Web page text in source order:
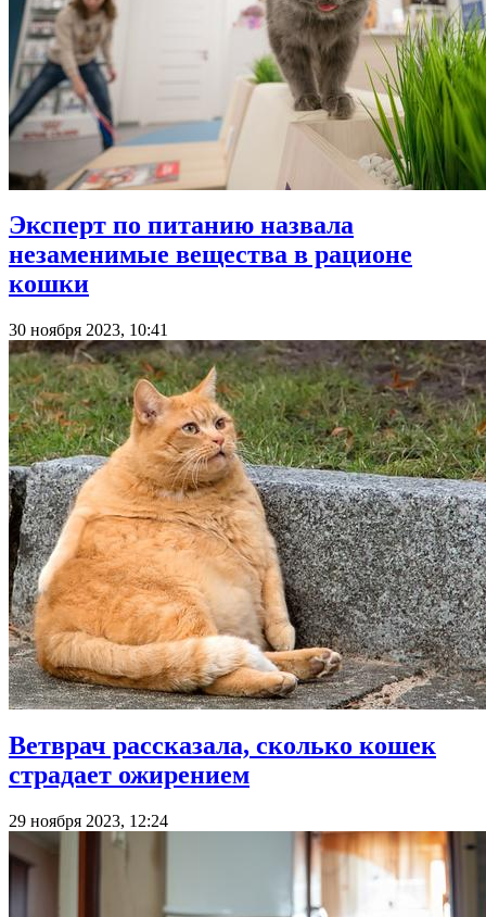
Эксперт по питанию назвала
незаменимые вещества в рационе
кошки
30 ноября 2023, 10:41
Ветврач рассказала, сколько кошек
страдает ожирением
29 ноября 2023, 12:24